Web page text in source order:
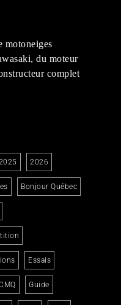
motoneiges
du moteur
complet
2026
Bonjour Québec
Essais
Guide